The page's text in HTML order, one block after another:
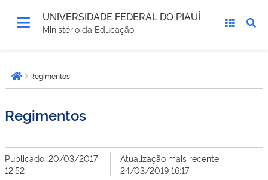
UNIVERSIDADE FEDERAL DO PIAUÍ
Ministério da Educação
está
aqui:Página inicial
Regimentos
Regimentos
Publicado: 20/03/2017
12:52
Atualização mais recente:
24/03/2019 16:17